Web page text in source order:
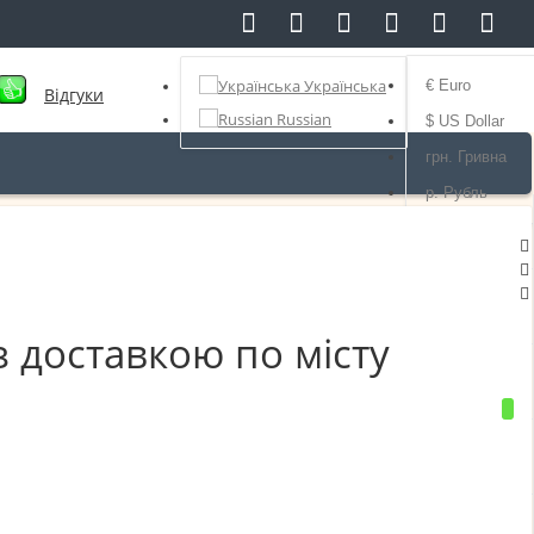
грн. Валюта
€ Euro
$ US Dollar
грн. Гривна
р. Рубль
Українська
Українська
Russian
Відгуки
по місту